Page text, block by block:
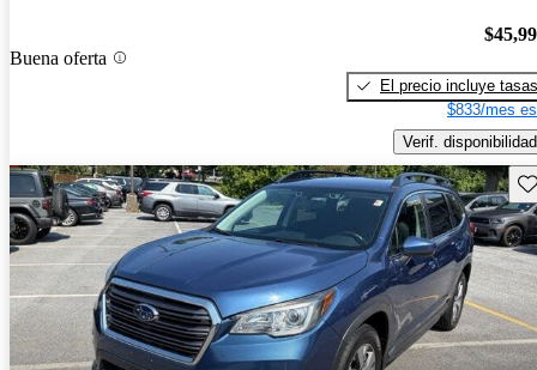
Buena oferta
El precio incluye tasas
$833/mes
Verif. disponibilidad